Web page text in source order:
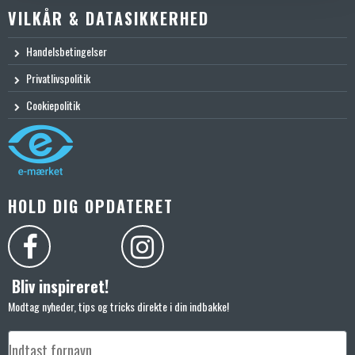
VILKÅR & DATASIKKERHED
Handelsbetingelser
Privatlivspolitik
Cookiepolitik
HOLD DIG OPDATERET
Bliv inspireret!
Modtag nyheder, tips og tricks direkte i din indbakke!